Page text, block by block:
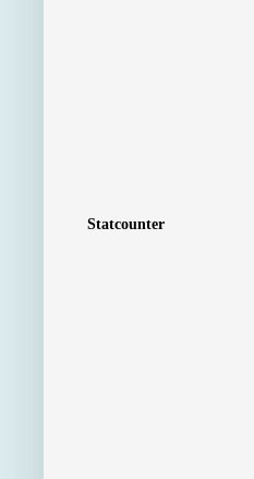
Statcounter